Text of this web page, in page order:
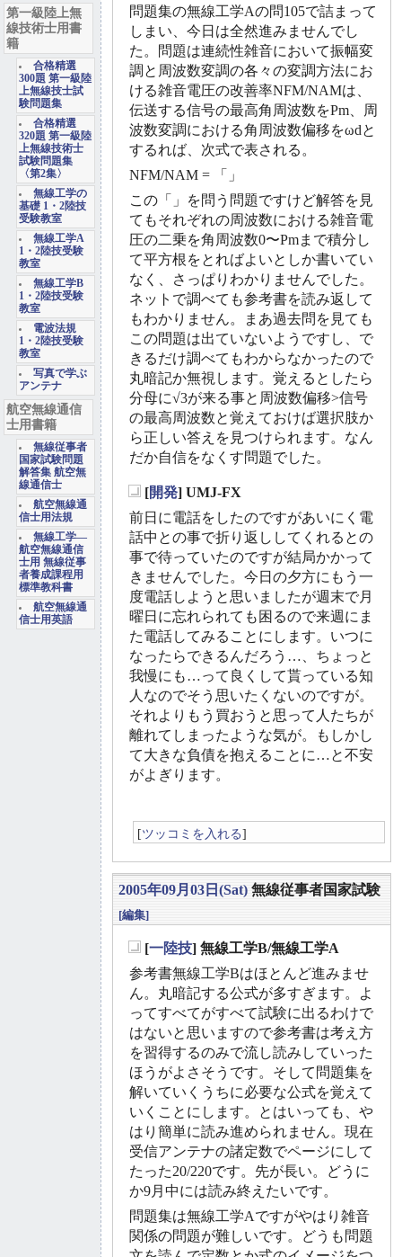
問題集の無線工学Aの問105で詰まって
しまい、今日は全然進みませんでし
た。問題は連続性雑音において振幅変
調と周波数変調の各々の変調方法にお
ける雑音電圧の改善率NFM/NAMは、
伝送する信号の最高角周波数をPm、周
波数変調における角周波数偏移をωdと
するれば、次式で表される。
NFM/NAM = 「」
この「」を問う問題ですけど解答を見
てもそれぞれの周波数における雑音電
圧の二乗を角周波数0〜Pmまで積分し
て平方根をとればよいとしか書いてい
なく、さっぱりわかりませんでした。
ネットで調べても参考書を読み返して
もわかりません。まあ過去問を見ても
この問題は出ていないようですし、で
きるだけ調べてもわからなかったので
丸暗記か無視します。覚えるとしたら
分母に√3が来る事と周波数偏移>信号
の最高周波数と覚えておけば選択肢か
ら正しい答えを見つけられます。なん
だか自信をなくす問題でした。
[開発] UMJ-FX
前日に電話をしたのですがあいにく電
話中との事で折り返ししてくれるとの
事で待っていたのですが結局かかって
きませんでした。今日の夕方にもう一
度電話しようと思いましたが週末で月
曜日に忘れられても困るので来週にま
た電話してみることにします。いつに
なったらできるんだろう…、ちょっと
我慢にも…って良くして貰っている知
人なのでそう思いたくないのですが。
それよりもう買おうと思って人たちが
離れてしまったような気が。もしかし
て大きな負債を抱えることに…と不安
がよぎります。
[ツッコミを入れる]
2005年09月03日(Sat) 無線従事者国家試験
[編集]
[一陸技] 無線工学B/無線工学A
参考書無線工学Bはほとんど進みませ
ん。丸暗記する公式が多すぎます。よ
ってすべてがすべて試験に出るわけで
はないと思いますので参考書は考え方
を習得するのみで流し読みしていった
ほうがよさそうです。そして問題集を
解いていくうちに必要な公式を覚えて
いくことにします。とはいっても、や
はり簡単に読み進められません。現在
受信アンテナの諸定数でページにして
たった20/220です。先が長い。どうに
か9月中には読み終えたいです。
問題集は無線工学Aですがやはり雑音
関係の問題が難しいです。どうも問題
第一級陸上無
線技術士用書
籍
合格精選
300題 第一級陸
上無線技士試
験問題集
合格精選
320題 第一級陸
上無線技術士
試験問題集
〈第2集〉
無線工学の
基礎 1・2陸技
受験教室
無線工学A
1・2陸技受験
教室
無線工学B
1・2陸技受験
教室
電波法規
1・2陸技受験
教室
写真で学ぶ
アンテナ
航空無線通信
士用書籍
無線従事者
国家試験問題
解答集 航空無
線通信士
航空無線通
信士用法規
無線工学―
航空無線通信
士用 無線従事
者養成課程用
標準教科書
航空無線通
信士用英語